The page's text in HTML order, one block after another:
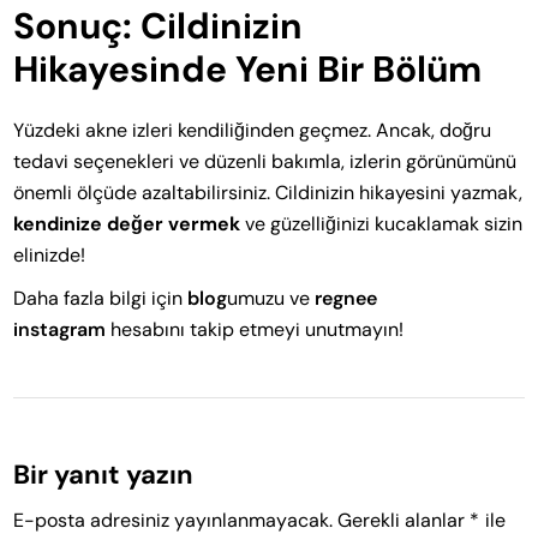
Sonuç: Cildinizin
Hikayesinde Yeni Bir Bölüm
Yüzdeki akne izleri kendiliğinden geçmez. Ancak, doğru
tedavi seçenekleri ve düzenli bakımla, izlerin görünümünü
önemli ölçüde azaltabilirsiniz. Cildinizin hikayesini yazmak,
kendinize değer vermekve güzelliğinizi kucaklamak sizin
elinizde!
Daha fazla bilgi için blogumuzu ve regnee
instagram hesabını takip etmeyi unutmayın!
Bir yanıt yazın
E-posta adresiniz yayınlanmayacak. Gerekli alanlar * ile